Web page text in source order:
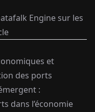
Engine sur les
et
des ports
:
dans l’économie